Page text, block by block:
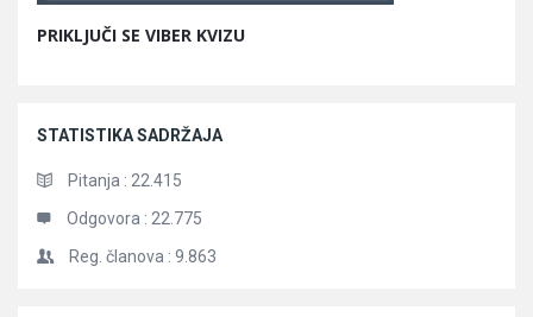
PRIKLJUČI SE VIBER KVIZU
STATISTIKA SADRŽAJA
Pitanja : 22.415
Odgovora : 22.775
Reg. članova : 9.863